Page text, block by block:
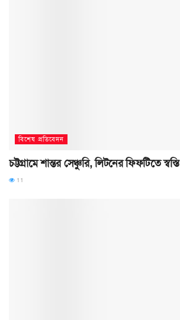
বিশেষ প্রতিবেদন
চট্টগ্রামে শান্তর সেঞ্চুরি, লিটনের ফিফটিতে স্বস্তি
11